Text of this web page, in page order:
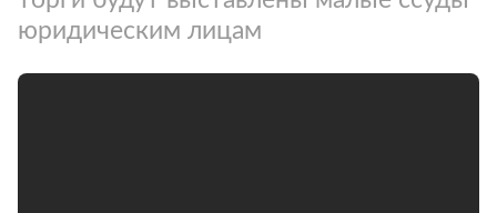
юридическим лицам